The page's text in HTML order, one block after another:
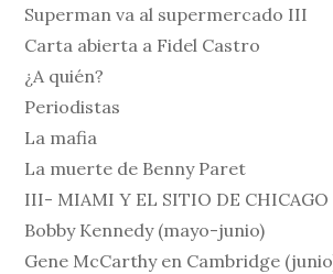
Superman va al supermercado III
Carta abierta a Fidel Castro
¿A quién?
Periodistas
La mafia
La muerte de Benny Paret
III- MIAMI Y EL SITIO DE CHICAGO
Bobby Kennedy (mayo-junio)
Gene McCarthy en Cambridge